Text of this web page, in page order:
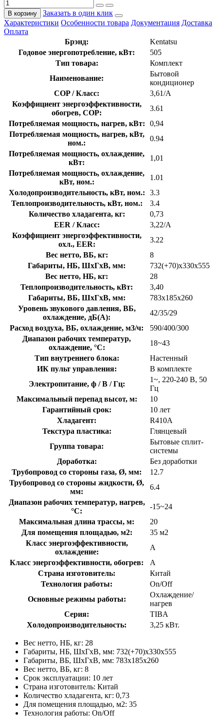
В корзину
Заказать в один клик
Характеристики Особенности товара Документация Доставка
Оплата
Брэнд:
Kentatsu
Годовое энергопотребление, кВт:
505
Тип товара:
Комплект
Наименование:
Бытовой
кондиционер
COP / Класс:
3,61/A
Коэффициент энергоэффективности,
обогрев, COP:
3.61
Потребляемая мощность, нагрев, кВт:
0,94
Потребляемая мощность, нагрев, кВт,
ном.:
0.94
Потребляемая мощность, охлаждение,
кВт:
1,01
Потребляемая мощность, охлаждение,
кВт, ном.:
1.01
Холодопроизводительность, кВт, ном.:
3.3
Теплопроизводительность, кВт, ном.:
3.4
Количество хладагента, кг:
0,73
EER / Класс:
3,22/A
Коэффициент энергоэффективности,
охл., EER:
3.22
Вес нетто, ВБ, кг:
8
Габариты, НБ, ШхГхВ, мм:
732(+70)x330x555
Вес нетто, НБ, кг:
28
Теплопроизводительность, кВт:
3,40
Габариты, ВБ, ШхГхВ, мм:
783x185x260
Уровень звукового давления, ВБ,
охлаждение, дБ(А):
42/35/29
Расход воздуха, ВБ, охлаждение, м3/ч:
590/400/300
Диапазон рабочих температур,
охлаждение, °C:
18~43
Тип внутреннего блока:
Настенный
ИК пульт управления:
В комплекте
Электропитание, ф / В / Гц:
1~, 220-240 В, 50
Гц
Максимальный перепад высот, м:
10
Гарантийный срок:
10 лет
Хладагент:
R410A
Текстура пластика:
Глянцевый
Группа товара:
Бытовые сплит-
системы
Доработка:
Без доработки
Трубопровод со стороны газа, Ø, мм:
12.7
Трубопровод со стороны жидкости, Ø,
мм:
6.4
Диапазон рабочих температур, нагрев,
°C:
-15~24
Максимальная длина трассы, м:
20
Для помещения площадью, м2:
35 м2
Класс энергоэффективности,
охлаждение:
A
Класс энергоэффективности, обогрев:
A
Страна изготовитель:
Китай
Технология работы:
On/Off
Основные режимы работы:
Охлаждение/
нагрев
Серия:
TIBA
Холодопроизводительность:
3,25 кВт.
Вес нетто, НБ, кг: 28
Габариты, НБ, ШхГхВ, мм: 732(+70)x330x555
Габариты, ВБ, ШхГхВ, мм: 783x185x260
Вес нетто, ВБ, кг: 8
Срок эксплуатации: 10 лет
Страна изготовитель: Китай
Количество хладагента, кг: 0,73
Для помещения площадью, м2: 35
Технология работы: On/Off